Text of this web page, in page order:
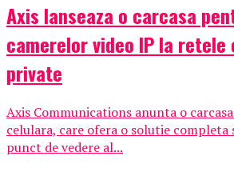
Axis lanseaza o carcasa
camerelor video IP la retele
private
Axis Communications anunta o
celulara, care ofera o solutie completa
punct de vedere al...